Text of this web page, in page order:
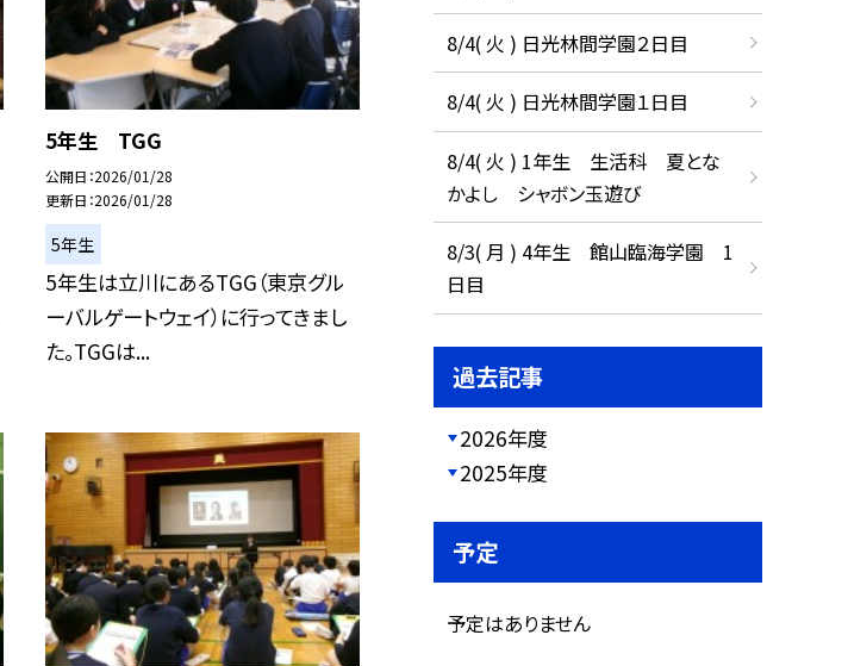
5年生 TGG
公開日 2026/01/28
更新日 2026/01/28
5年生
5年生は立川にあるTGG（東京グル
ーバルゲートウェイ）に行ってきまし
た。TGGは...
8/4( 火 ) 日光林間学園２日目
8/4( 火 ) 日光林間学園１日目
8/4( 火 ) 1年生 生活科 夏とな
かよし シャボン玉遊び
8/3( 月 ) 4年生 館山臨海学園 1
日目
過去記事
2026年度
2025年度
予定
予定はありません